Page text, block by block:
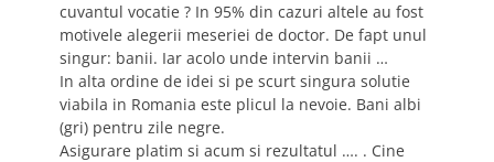
cuvantul vocatie ? In 95% din cazuri altele au fost
motivele alegerii meseriei de doctor. De fapt unul
singur: banii. Iar acolo unde intervin banii …
In alta ordine de idei si pe scurt singura solutie
viabila in Romania este plicul la nevoie. Bani albi
(gri) pentru zile negre.
Asigurare platim si acum si rezultatul …. . Cine